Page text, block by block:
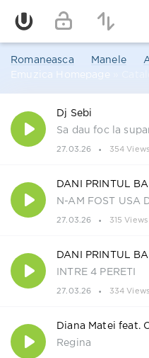
Romaneasca Manele
Emuzica Homepage
Dj Sebi
Sa dau foc la
27.03.26 354 Views
DANI PRINTUL
N-AM FOST USA
27.03.26 315 Views
DANI PRINTUL
INTRE 4 PERETI
27.03.26 334 Views
Diana Matei feat.
Regina